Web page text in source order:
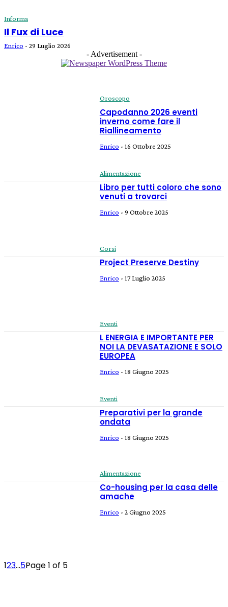
Informa
Il Fux di Luce
Enrico - 29 Luglio 2026
- Advertisement -
Oroscopo
Capodanno 2026 eventi
inverno come fare il
Riallineamento
Enrico - 16 Ottobre 2025
Alimentazione
Libro per tutti coloro che sono
venuti a trovarci
Enrico - 9 Ottobre 2025
Corsi
Project Preserve Destiny
Enrico - 17 Luglio 2025
Eventi
L ENERGIA E IMPORTANTE PER
NOI LA DEVASATAZIONE E SOLO
EUROPEA
Enrico - 18 Giugno 2025
Eventi
Preparativi per la grande
ondata
Enrico - 18 Giugno 2025
Alimentazione
Co-housing per la casa delle
amache
Enrico - 2 Giugno 2025
123...5Page 1 of 5